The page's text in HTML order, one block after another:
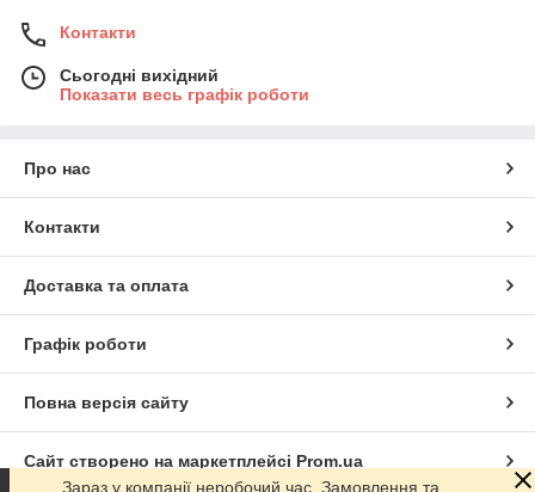
Контакти
Сьогодні вихідний
Показати весь графік роботи
Про нас
Контакти
Доставка та оплата
Графік роботи
Повна версія сайту
Сайт створено на маркетплейсі Prom.ua
Зараз у компанії неробочий час. Замовлення та